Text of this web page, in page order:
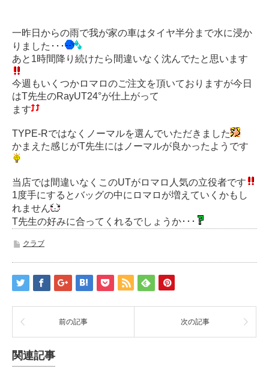
一昨日からの雨で我が家の車はタイヤ半分まで水に浸か
りました･･･
あと1時間降り続けたら間違いなく沈んでたと思います
今週もいくつかロマロのご注文を頂いておりますが今日
はT先生のRayUT24°が仕上がって
ます
TYPE-Rではなくノーマルを選んでいただきました
かまえた感じがT先生にはノーマルが良かったようです
当店では間違いなくこのUTがロマロ人気の立役者です
1度手にするとバッグの中にロマロが増えていくかもし
れません
T先生の好みに合ってくれるでしょうか･･･
クラブ
前の記事 次の記事
関連記事